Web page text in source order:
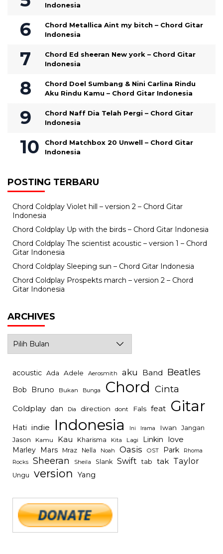
Indonesia
Chord Metallica Aint my bitch – Chord Gitar
Indonesia
Chord Ed sheeran New york – Chord Gitar
Indonesia
Chord Doel Sumbang & Nini Carlina Rindu
Aku Rindu Kamu – Chord Gitar Indonesia
Chord Naff Dia Telah Pergi – Chord Gitar
Indonesia
Chord Matchbox 20 Unwell – Chord Gitar
Indonesia
POSTING TERBARU
Chord Coldplay Violet hill – version 2 – Chord Gitar
Indonesia
Chord Coldplay Up with the birds – Chord Gitar Indonesia
Chord Coldplay The scientist acoustic – version 1 – Chord
Gitar Indonesia
Chord Coldplay Sleeping sun – Chord Gitar Indonesia
Chord Coldplay Prospekts march – version 2 – Chord
Gitar Indonesia
ARCHIVES
acoustic Ada Adele Aerosmith aku Band Beatles
Bob Bruno Bukan Bunga Chord Cinta
Coldplay dan Dia direction dont Fals feat Gitar
Hati indie Indonesia Ini Irama Iwan Jangan
Jason Kamu Kau Kharisma Kita Lagi Linkin love
Marley Mars Mraz Nella Noah Oasis OST Park Rhoma
Rocks Sheeran Sheila Slank Swift tab tak Taylor
Ungu version Yang